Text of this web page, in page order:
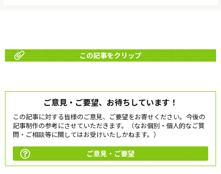
この記事をクリップ
ご意見・ご要望、お待ちしています！
この記事に対する皆様のご意見、ご要望をお寄せください。今後の
記事制作の参考にさせていただきます。（なお個別・個人的なご質
問・ご相談等に関してはお受けいたしかねます。）
ご意見・ご要望